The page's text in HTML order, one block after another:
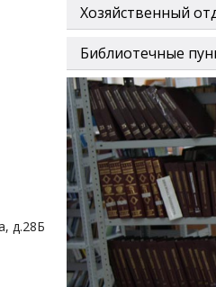
д.28Б
Хозяйственный
Библиотечные